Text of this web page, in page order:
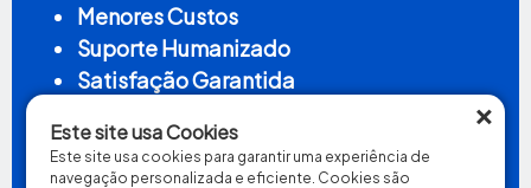
Menores Custos
Suporte Humanizado
Satisfação Garantida
Conheça a Mandaê
×
Este site usa Cookies
Este site usa cookies para garantir uma experiência de
navegação personalizada e eficiente. Cookies são